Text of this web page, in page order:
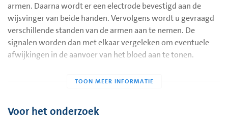
armen. Daarna wordt er een electrode bevestigd aan de
wijsvinger van beide handen. Vervolgens wordt u gevraagd
verschillende standen van de armen aan te nemen. De
signalen worden dan met elkaar vergeleken om eventuele
afwijkingen in de aanvoer van het bloed aan te tonen.
Voor het onderzoek